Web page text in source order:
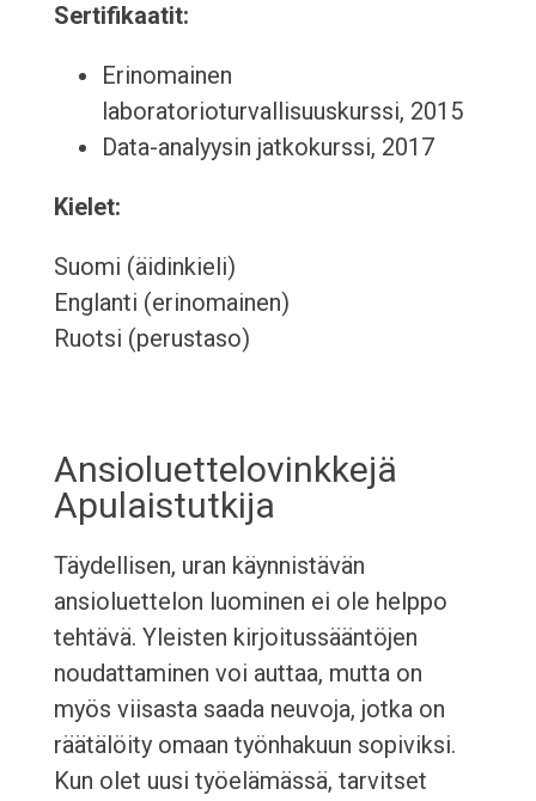
Sertifikaatit:
Erinomainen
laboratorioturvallisuuskurssi, 2015
Data-analyysin jatkokurssi, 2017
Kielet:
Suomi (äidinkieli)
Englanti (erinomainen)
Ruotsi (perustaso)
Ansioluettelovinkkejä
Apulaistutkija
Täydellisen, uran käynnistävän
ansioluettelon luominen ei ole helppo
tehtävä. Yleisten kirjoitussääntöjen
noudattaminen voi auttaa, mutta on
myös viisasta saada neuvoja, jotka on
räätälöity omaan työnhakuun sopiviksi.
Kun olet uusi työelämässä, tarvitset